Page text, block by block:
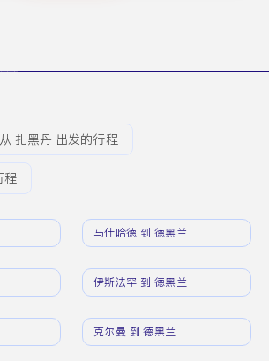
从 扎黑丹 出发的行程
程
马什哈德 到 德黑兰
伊斯法罕 到 德黑兰
克尔曼 到 德黑兰